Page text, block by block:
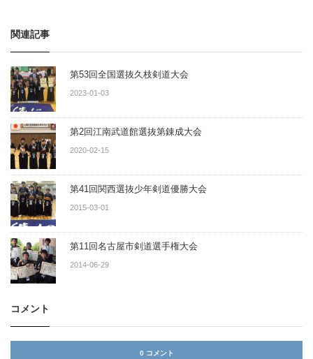
関連記事
第53回全国選抜久枝剣道大会
2023-01-03
第2回江南武道館選抜第錬成大会
2020-02-15
第41回関西選抜少年剣道優勝大会
2015-03-01
第11回名古屋市剣道選手権大会
2014-06-29
コメント
0 コメント